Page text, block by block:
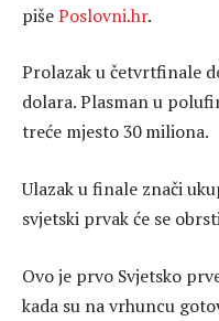
pišePoslovni.hr.
Prolazak u četvrtfinale
dolara. Plasman u
treće mjesto 30 miliona.
Ulazak u finale znači
svjetski prvak će se
Ovo je prvo Svjetsko
kada su na vrhuncu